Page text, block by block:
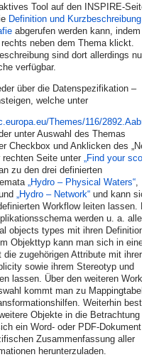
Tool auf den INSPIRE-
Definition und Kurzbeschreibung
abgerufen werden kann, indem
neben dem Thema klickt.
sind dort allerdings nur
verfügbar.
über die Datenspezifikation –
welche unter
Themes/116/
unter Auswahl des Themas
Checkbox und Anklicken des
rechten Seite unter
„Find your
zu den drei definierten
„Hydro – Physical Waters“,
„Hydro – Network“und kann
Workflow leiten lassen.
werden u. a. alle
objects types mit ihren
Objekttyp kann man sich in
zugehörigen Attribute mit ihrer
sowie ihrem Stereotyp und
lassen. Über den weiteren
kommt man zu
Weiterhin
Objekte in die Betrachtung
ein Word- oder PDF-Dokument
Zusammenfassung aller
herunterzuladen.